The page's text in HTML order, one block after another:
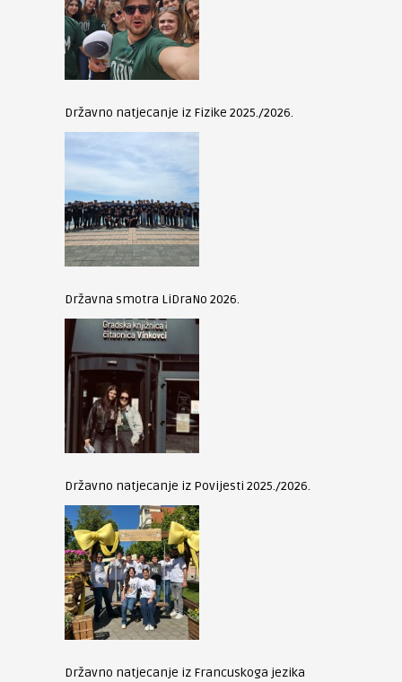
Državno natjecanje iz Fizike 2025./2026.
Državna smotra LiDraNo 2026.
Državno natjecanje iz Povijesti 2025./2026.
Državno natjecanje iz Francuskoga jezika